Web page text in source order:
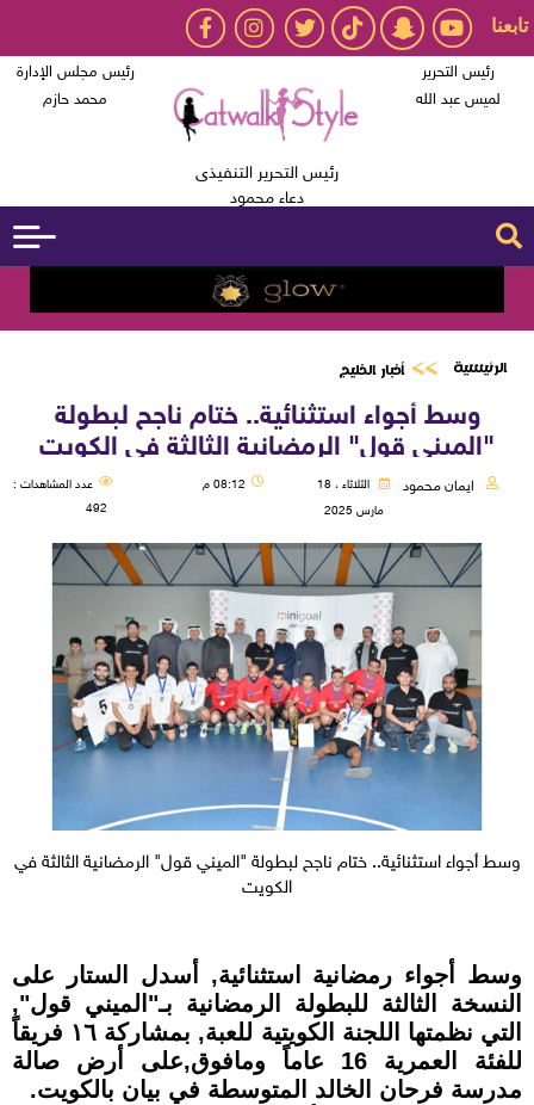
تابعنا
رئيس التحرير
لميس عبد الله
رئيس التحرير التنفيذى
دعاء محمود
رئيس مجلس الإدارة
محمد حازم
الرئيسية أخبار الخليج
وسط أجواء استثنائية.. ختام ناجح لبطولة
"الميني قول" الرمضانية الثالثة في الكويت
ايمان محمود
الثلاثاء ، 18
مارس 2025
08:12 م
عدد المشاهدات :
492
وسط أجواء استثنائية.. ختام ناجح لبطولة "الميني قول" الرمضانية الثالثة في
الكويت
وسط أجواء رمضانية استثنائية, أسدل الستار على
النسخة الثالثة للبطولة الرمضانية بـ"الميني قول",
التي نظمتها اللجنة الكويتية للعبة, بمشاركة ١٦ فريقاً
للفئة العمرية 16 عاماً ومافوق,على أرض صالة
مدرسة فرحان الخالد المتوسطة في بيان بالكويت.